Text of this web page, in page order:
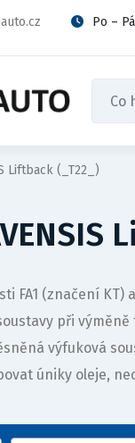
Po –
Liftback (_T22_)
FA1 (značení
při
výfuková
úniky oleje,